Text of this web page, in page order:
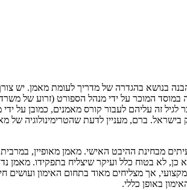
בנושא בהגדרה של מדריך לעומת מאמן. יש
המוכר על ידי מנהל הספורט (זרוע של
ברם, מעניין לדעת שהטרימינולוגיה של
מבחינת ההיבט האישי. מאמן מאופיין,
לא בטוח כלל ועיקר שיצליח בתפקידו. מאמן
אך מצליחים מאוד בתחום האימון ועושים
באופן כללי.